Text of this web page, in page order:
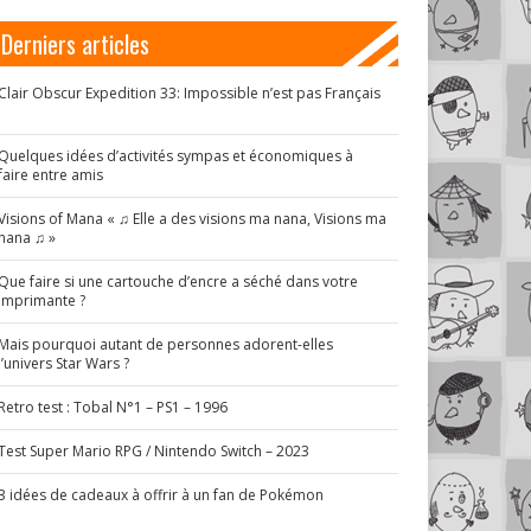
Derniers articles
Obscur Expedition 33: Impossible n’est pas Français
idées d’activités sympas et économiques à
entre amis
of Mana « ♫ Elle a des visions ma nana, Visions ma
♫ »
faire si une cartouche d’encre a séché dans votre
?
pourquoi autant de personnes adorent-elles
Star Wars ?
test : Tobal N°1 – PS1 – 1996
Super Mario RPG / Nintendo Switch – 2023
idées de cadeaux à offrir à un fan de Pokémon